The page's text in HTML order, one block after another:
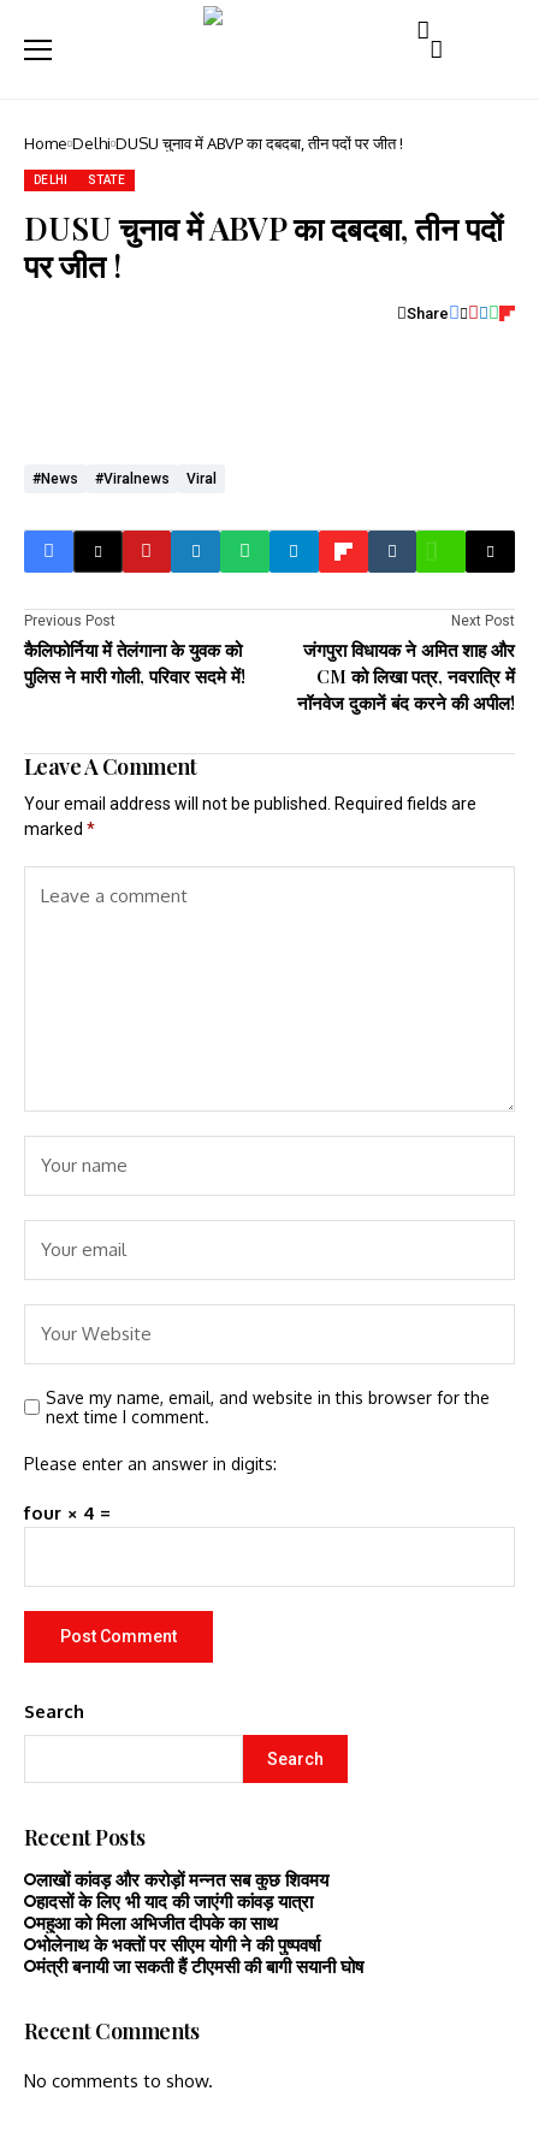
Home Delhi DUSU चुनाव में ABVP का दबदबा, तीन पदों पर जीत !
DELHI STATE
DUSU चुनाव में ABVP का दबदबा, तीन पदों
पर जीत !
Share
#news #viralnews Viral
Previous Post
कैलिफोर्निया में तेलंगाना के युवक को
पुलिस ने मारी गोली, परिवार सदमे में!
Next Post
जंगपुरा विधायक ने अमित शाह और
CM को लिखा पत्र, नवरात्रि में
नॉनवेज दुकानें बंद करने की अपील!
Leave A Comment
Your email address will not be published. Required fields are
marked *
Save my name, email, and website in this browser for the
next time I comment.
Please enter an answer in digits:
four × 4 =
Search
Search
Recent Posts
लाखों कांवड़ और करोड़ों मन्नत सब कुछ शिवमय
हादसों के लिए भी याद की जाएंगी कांवड़ यात्रा
महुआ को मिला अभिजीत दीपके का साथ
भोलेनाथ के भक्तों पर सीएम योगी ने की पुष्पवर्षा
मंत्री बनायी जा सकती हैं टीएमसी की बागी सयानी घोष
Recent Comments
No comments to show.